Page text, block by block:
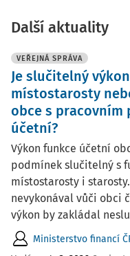
Další aktuality
VEŘEJNÁ SPRÁVA
Je slučitelný
místostarosty
obce s pracovním
účetní?
Výkon funkce účetní
podmínek slučitelný s
místostarosty i
nevykonával vůči obci
výkon by zakládal
Ministerstvo financí